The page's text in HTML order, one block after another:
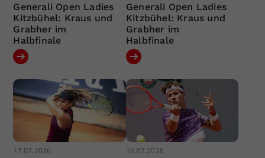
Generali Open Ladies
Kitzbühel: Kraus und
Grabher im
Halbfinale
Generali Open Ladies
Kitzbühel: Kraus und
Grabher im
Halbfinale
17.07.2026 16.07.2026